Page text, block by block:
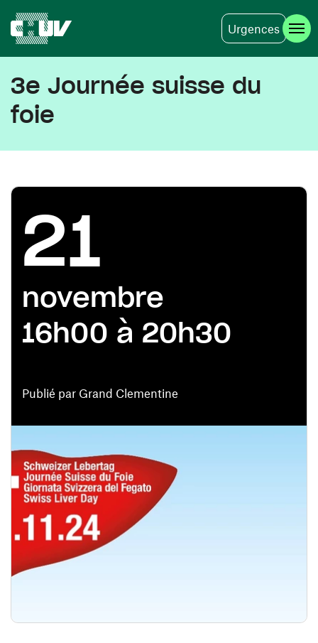
Urgences
3e Journée suisse du
foie
Publié par Grand Clementine
21
novembre
16h00 à 20h30